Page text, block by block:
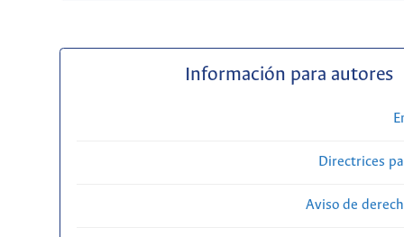
Información para autores
Directrices
Aviso de